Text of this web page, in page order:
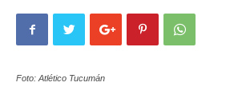
Foto: Atlético Tucumán